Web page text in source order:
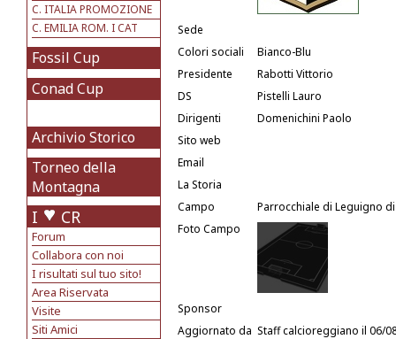
C. ITALIA PROMOZIONE
C. EMILIA ROM. I CAT
Fossil Cup
Conad Cup
Archivio Storico
Torneo della
Montagna
I CR
Forum
Collabora con noi
I risultati sul tuo sito!
Area Riservata
Visite
Siti Amici
Sede
Colori sociali
Bianco-Blu
Presidente
Rabotti Vittorio
DS
Pistelli Lauro
Dirigenti
Domenichini Paolo
Sito web
Email
La Storia
Campo
Parrocchiale di Leguigno di
Foto Campo
Sponsor
Aggiornato da Staff calcioreggiano il 06/